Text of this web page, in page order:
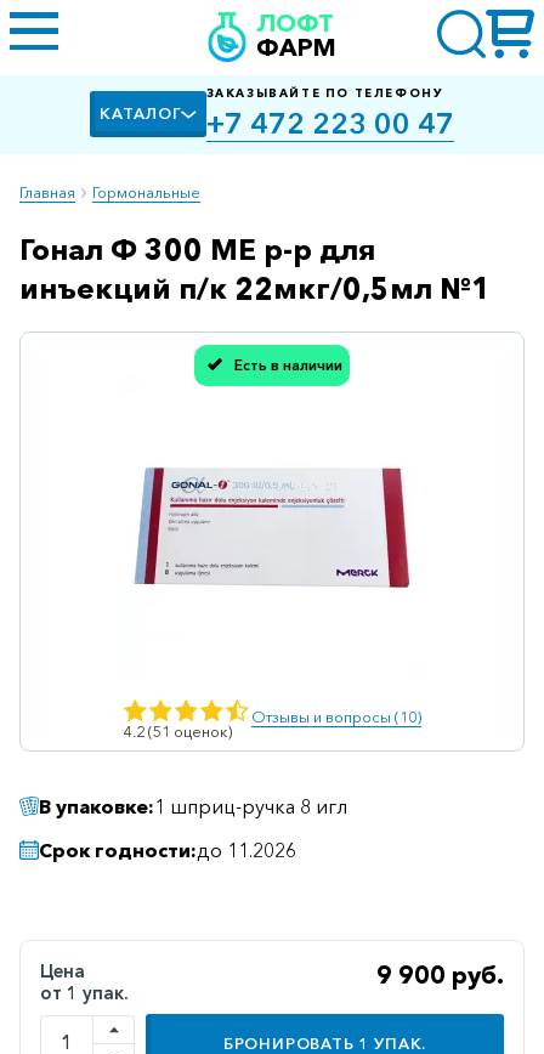
ЛОФТ
ФАРМ
КАТАЛОГ
ЗАКАЗЫВАЙТЕ ПО ТЕЛЕФОНУ
+7 472 223 00 47
Главная Гормональные
Алкоголизм,
Антибактериальные
Биологически
активные
Ветеринарные
Гепатопротекторы
Диабетические
Желудочно-
кишечные
Гонал Ф 300 МЕ р-р для
инъекций п/к 22мкг/0,5мл №1
Есть в наличии
4.2 (51 оценок)
Отзывы и вопросы (10)
Спасибо, мы учли Вашу оценку!
В упаковке:1 шприц-ручка 8 игл
Срок годности:до 11.2026
Цена
от 1 упак.
9 900 руб.
БРОНИРОВАТЬ 1 УПАК.